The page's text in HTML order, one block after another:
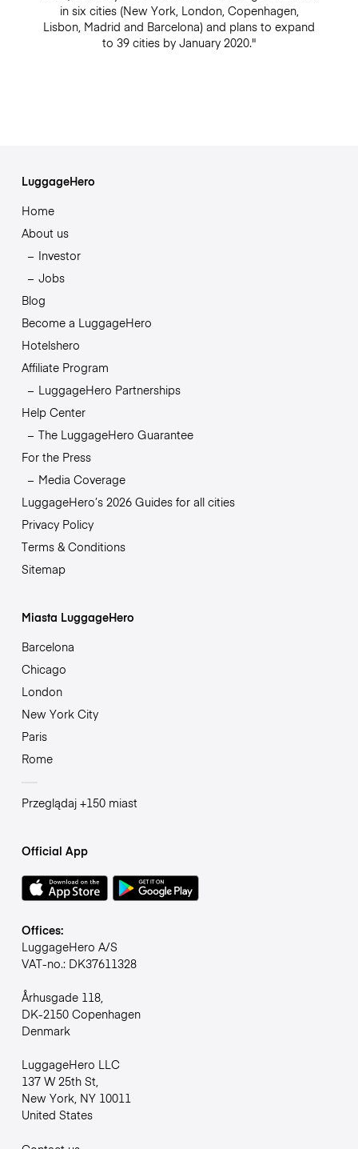
in six cities (New York, London, Copenhagen,
Lisbon, Madrid and Barcelona) and plans to expand
to 39 cities by January 2020."
LuggageHero
Home
About us
Investor
Jobs
Blog
Become a LuggageHero
Hotelshero
Affiliate Program
LuggageHero Partnerships
Help Center
The LuggageHero Guarantee
For the Press
Media Coverage
LuggageHero’s 2026 Guides for all cities
Privacy Policy
Terms & Conditions
Sitemap
Miasta LuggageHero
Barcelona
Chicago
London
New York City
Paris
Rome
Przeglądaj +150 miast
Official App
Offices:
LuggageHero A/S
VAT-no.: DK37611328
Århusgade 118,
DK-2150 Copenhagen
Denmark
LuggageHero LLC
137 W 25th St,
New York, NY 10011
United States